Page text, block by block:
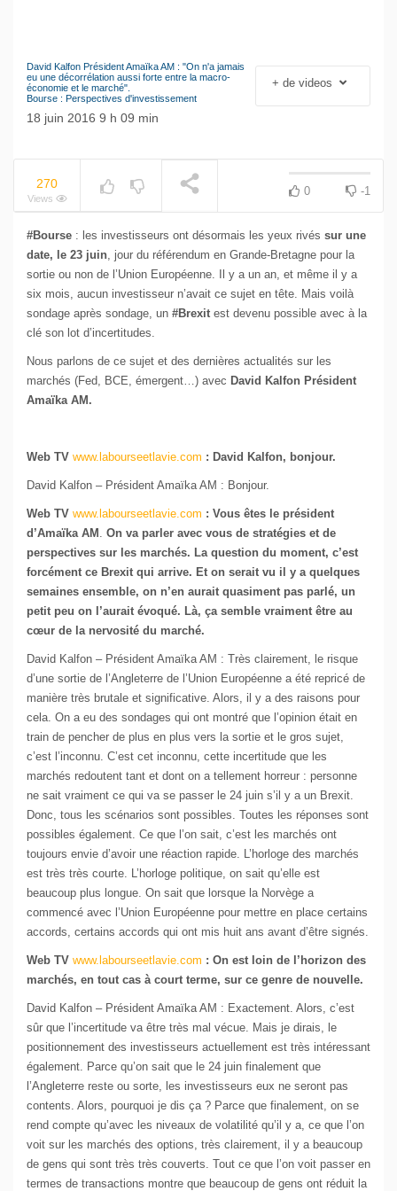
NOW PLAYING
Le séisme industriel
David Kalfon Président Amaïka AM : "On n'a jamais
eu une décorrélation aussi forte entre la macro-
économie et le marché".
Bourse : Perspectives d'investissement
18 juin 2016 9 h 09 min
+ de videos
270
Views
0 -1
#Bourse : les investisseurs ont désormais les yeux rivés sur une
date, le 23 juin, jour du référendum en Grande-Bretagne pour la
sortie ou non de l’Union Européenne. Il y a un an, et même il y a
six mois, aucun investisseur n’avait ce sujet en tête. Mais voilà
sondage après sondage, un #Brexit est devenu possible avec à la
clé son lot d’incertitudes.
Nous parlons de ce sujet et des dernières actualités sur les
marchés (Fed, BCE, émergent…) avec David Kalfon Président
Amaïka AM.
Web TV www.labourseetlavie.com : David Kalfon, bonjour.
David Kalfon – Président Amaïka AM : Bonjour.
Web TV www.labourseetlavie.com : Vous êtes le président
d’Amaïka AM . On va parler avec vous de stratégies et de
perspectives sur les marchés. La question du moment, c’est
forcément ce Brexit qui arrive. Et on serait vu il y a quelques
semaines ensemble, on n’en aurait quasiment pas parlé, un
petit peu on l’aurait évoqué. Là, ça semble vraiment être au
cœur de la nervosité du marché.
David Kalfon – Président Amaïka AM : Très clairement, le risque
d’une sortie de l’Angleterre de l’Union Européenne a été repricé de
manière très brutale et significative. Alors, il y a des raisons pour
cela. On a eu des sondages qui ont montré que l’opinion était en
train de pencher de plus en plus vers la sortie et le gros sujet,
c’est l’inconnu. C’est cet inconnu, cette incertitude que les
marchés redoutent tant et dont on a tellement horreur : personne
ne sait vraiment ce qui va se passer le 24 juin s’il y a un Brexit.
Donc, tous les scénarios sont possibles. Toutes les réponses sont
possibles également. Ce que l’on sait, c’est les marchés ont
toujours envie d’avoir une réaction rapide. L’horloge des marchés
est très très courte. L’horloge politique, on sait qu’elle est
beaucoup plus longue. On sait que lorsque la Norvège a
commencé avec l’Union Européenne pour mettre en place certains
accords, certains accords qui ont mis huit ans avant d’être signés.
Web TV www.labourseetlavie.com : On est loin de l’horizon des
marchés, en tout cas à court terme, sur ce genre de nouvelle.
David Kalfon – Président Amaïka AM : Exactement. Alors, c’est
sûr que l’incertitude va être très mal vécue. Mais je dirais, le
positionnement des investisseurs actuellement est très intéressant
également. Parce qu’on sait que le 24 juin finalement que
l’Angleterre reste ou sorte, les investisseurs eux ne seront pas
contents. Alors, pourquoi je dis ça ? Parce que finalement, on se
rend compte qu’avec les niveaux de volatilité qu’il y a, ce que l’on
voit sur les marchés des options, très clairement, il y a beaucoup
de gens qui sont très très couverts. Tout ce que l’on voit passer en
termes de transactions montre que beaucoup de gens ont réduit la